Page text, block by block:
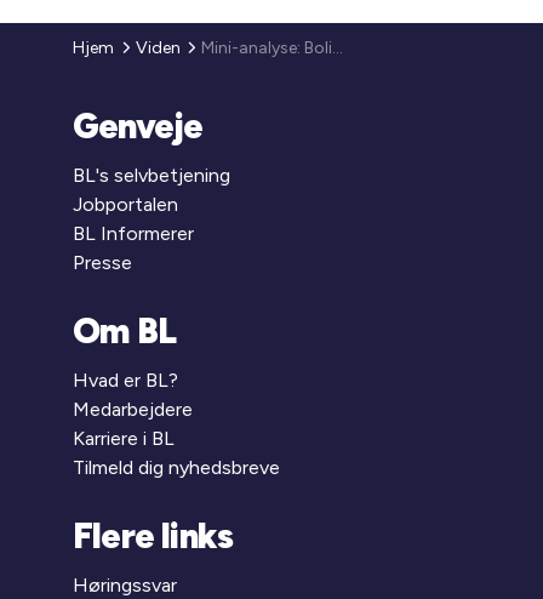
Hjem Viden Mini-analyse: Boligbehov- og ønsker blandt 50+-årige
Genveje
BL's selvbetjening
Jobportalen
BL Informerer
Presse
Om BL
Hvad er BL?
Medarbejdere
Karriere i BL
Tilmeld dig nyhedsbreve
Flere links
Høringssvar